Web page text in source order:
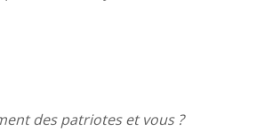
des patriotes et vous ?